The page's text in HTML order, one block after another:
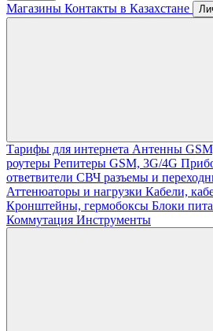
Магазины Контакты в Казахстане
Тарифы для интернета Антенны
роутеры Репитеры GSM, 3G/4G
ответвители СВЧ разъемы и
Аттенюаторы и нагрузки Кабели,
Кронштейны, гермобоксы Блоки
Коммутация Инструменты